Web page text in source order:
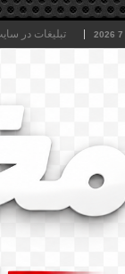
تبلیغات در